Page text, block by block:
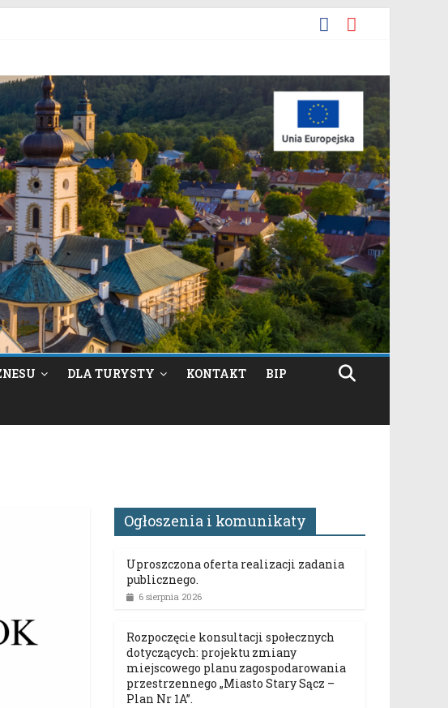
zmiany miejscowego planu zagospodarowania przestrzennego „Miasto
DLA TURYSTY KONTAKT BIP
Ogłoszenia i komunikaty
Uproszczona oferta realizacji zadania
publicznego.
6 sierpnia 2026
Rozpoczęcie konsultacji społecznych
dotyczących: projektu zmiany
miejscowego planu zagospodarowania
przestrzennego „Miasto Stary Sącz –
Plan Nr 1A”.